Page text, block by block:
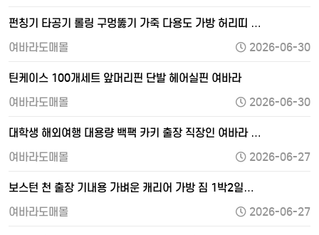
펀칭기 타공기 롤링 구멍뚫기 가죽 다용도 가방 허리띠 …
여바라도매몰
2026-06-30
틴케이스 100개세트 앞머리핀 단발 헤어실핀 여바라
여바라도매몰
2026-06-30
대학생 해외여행 대용량 백팩 카키 출장 직장인 여바라 …
여바라도매몰
2026-06-27
보스턴 천 출장 기내용 가벼운 캐리어 가방 짐 1박2일…
여바라도매몰
2026-06-27